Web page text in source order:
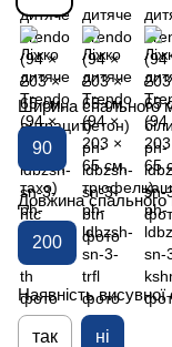
Ширина спального
90
Довжина спального
200
Наявність висувної
так ні